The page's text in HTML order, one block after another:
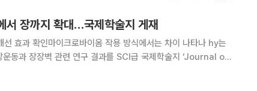
서 장까지 확대…국제학술지 게재
효과 확인마이크로바이옴 작용 방식에서는 차이 나타나 hy는
운동과 장장벽 관련 연구 결과를 SCI급 국제학술지 ‘Journal of